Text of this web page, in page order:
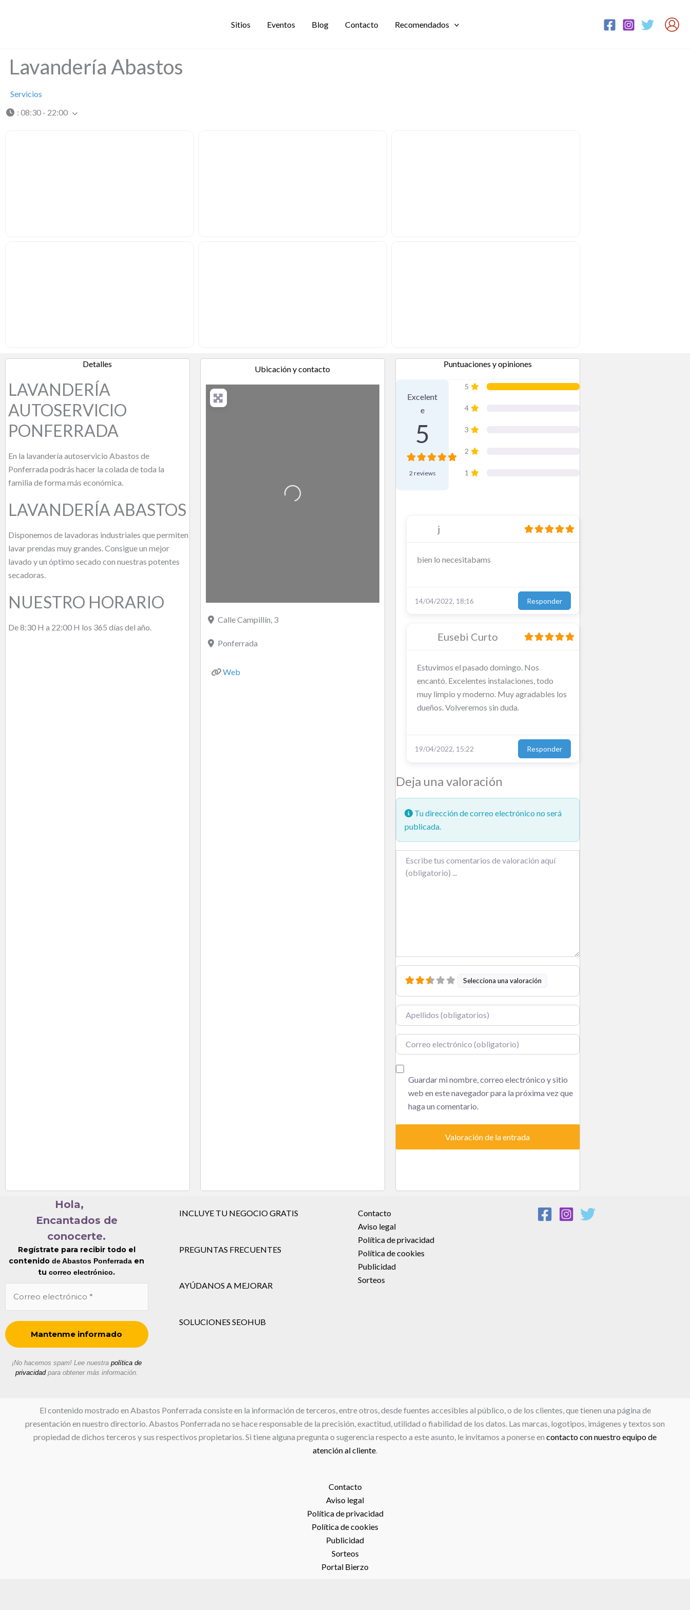
Sitios Eventos Blog Contacto Recomendados
Lavandería Abastos
Servicios
: 08:30 - 22:00
Detalles
LAVANDERÍA
AUTOSERVICIO
PONFERRADA
En la lavandería autoservicio Abastos de
Ponferrada podrás hacer la colada de toda la
familia de forma más económica.
LAVANDERÍA ABASTOS
Disponemos de lavadoras industriales que permiten
lavar prendas muy grandes. Consigue un mejor
lavado y un óptimo secado con nuestras potentes
secadoras.
NUESTRO HORARIO
De 8:30 H a 22:00 H los 365 días del año.
Ubicación y contacto
Cargando…
Calle Campillín, 3
Ponferrada
Web
Puntuaciones y opiniones
Excelent
e
5
2 reviews
5
4
3
2
1
j
bien lo necesitabams
14/04/2022, 18:16 Responder
Eusebi Curto
Estuvimos el pasado domingo. Nos
encantó. Excelentes instalaciones, todo
muy limpio y moderno. Muy agradables los
dueños. Volveremos sin duda.
19/04/2022, 15:22 Responder
Deja una valoración
Tu dirección de correo electrónico no será
publicada.
Texto de la reseña
Selecciona una valoración
Nombre
Correo electrónico
Guardar mi nombre, correo electrónico y sitio
web en este navegador para la próxima vez que
haga un comentario.
Hola,
Encantados de
conocerte.
Regístrate para recibir todo el
contenidode Abastos Ponferrada en
tucorreo electrónico.
¡No hacemos spam! Lee nuestra política de
privacidadpara obtener más información.
INCLUYE TU NEGOCIO GRATIS
PREGUNTAS FRECUENTES
AYÚDANOS A MEJORAR
SOLUCIONES SEOHUB
Contacto
Aviso legal
Política de privacidad
Política de cookies
Publicidad
Sorteos
El contenido mostrado en Abastos Ponferrada consiste en la información de terceros, entre otros, desde fuentes accesibles al público, o de los clientes, que tienen una página de
presentación en nuestro directorio. Abastos Ponferrada no se hace responsable de la precisión, exactitud, utilidad o fiabilidad de los datos. Las marcas, logotipos, imágenes y textos son
propiedad de dichos terceros y sus respectivos propietarios. Si tiene alguna pregunta o sugerencia respecto a este asunto, le invitamos a ponerse en contacto con nuestro equipo de
atención al cliente.
Contacto
Aviso legal
Política de privacidad
Política de cookies
Publicidad
Sorteos
Portal Bierzo